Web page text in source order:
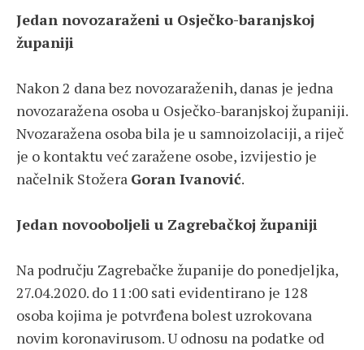
Jedan novozaraženi u Osječko-baranjskoj
županiji
Nakon 2 dana bez novozaraženih, danas je jedna
novozaražena osoba u Osječko-baranjskoj županiji.
Nvozaražena osoba bila je u samnoizolaciji, a riječ
je o kontaktu već zaražene osobe, izvijestio je
načelnik Stožera Goran Ivanović.
Jedan novooboljeli u Zagrebačkoj županiji
Na području Zagrebačke županije do ponedjeljka,
27.04.2020. do 11:00 sati evidentirano je 128
osoba kojima je potvrđena bolest uzrokovana
novim koronavirusom. U odnosu na podatke od